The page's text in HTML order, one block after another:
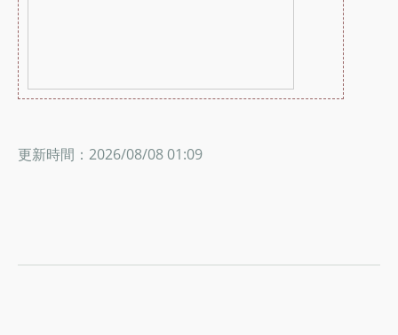
更新時間：2026/08/08 01:09